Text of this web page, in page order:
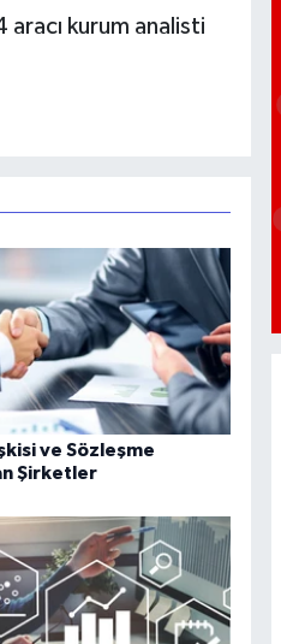
kurum analisti
ve Sözleşme
Şirketler